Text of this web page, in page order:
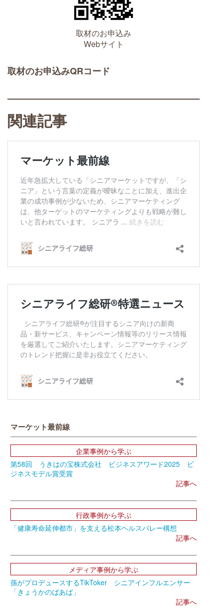
取材のお申込み
Webサイト
取材のお申込みQRコード
関連記事
マーケット最前線
企業事例から学ぶ
第58回 うきはの宝株式会社 ビジネスアワード2025 ビ
ジネスモデル賞受賞
記事へ
行政事例から学ぶ
「健康寿命延伸都市」を支える松本ヘルスバレー構想
記事へ
メディア事例から学ぶ
孫がプロデュースするTikToker シニアインフルエンサー
「きょうかのばあば」
記事へ